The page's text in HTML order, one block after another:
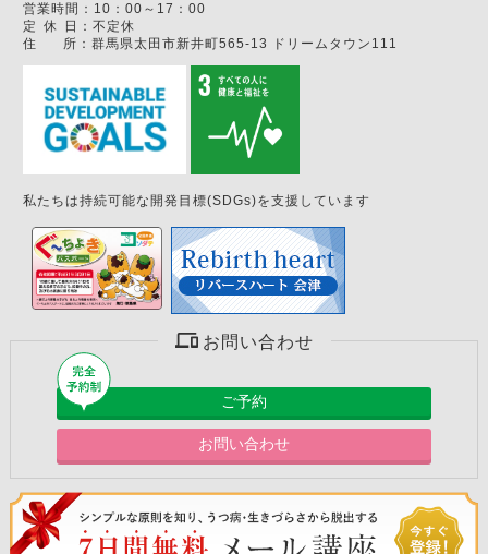
営業時間： 10：00～17：00
定 休 日： 不定休
住
所： 群馬県太田市新井町565-13 ドリームタウン111
私たちは持続可能な開発目標(SDGs)を支援しています
お問い合わせ
ご予約
お問い合わせ